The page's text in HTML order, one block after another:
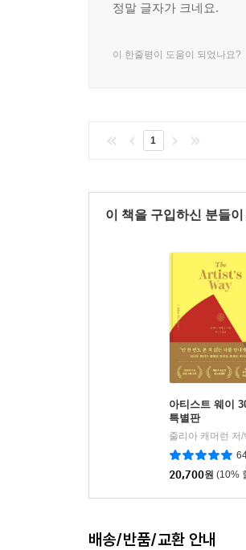
정말 글자가 크네요.
이 한줄평이 도움이 되었나요?
1
이 책을 구입하신 분들
아티스트 웨이
특별판
줄리아 캐머런 저/
20,700원 (10%
배송/반품/교환 안내